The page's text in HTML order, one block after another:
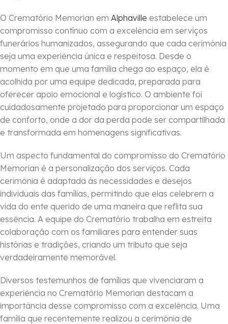
O Crematório Memorian em Alphaville estabelece um
compromisso contínuo com a excelência em serviços
funerários humanizados, assegurando que cada cerimônia
seja uma experiência única e respeitosa. Desde o
momento em que uma família chega ao espaço, ela é
acolhida por uma equipe dedicada, preparada para
oferecer apoio emocional e logístico. O ambiente foi
cuidadosamente projetado para proporcionar um espaço
de conforto, onde a dor da perda pode ser compartilhada
e transformada em homenagens significativas.
Um aspecto fundamental do compromisso do Crematório
Memorian é a personalização dos serviços. Cada
cerimônia é adaptada às necessidades e desejos
individuais das famílias, permitindo que elas celebrem a
vida do ente querido de uma maneira que reflita sua
essência. A equipe do Crematório trabalha em estreita
colaboração com os familiares para entender suas
histórias e tradições, criando um tributo que seja
verdadeiramente memorável.
Diversos testemunhos de famílias que vivenciaram a
experiência no Crematório Memorian destacam a
importância desse compromisso com a excelência. Uma
família que recentemente realizou a cerimônia de